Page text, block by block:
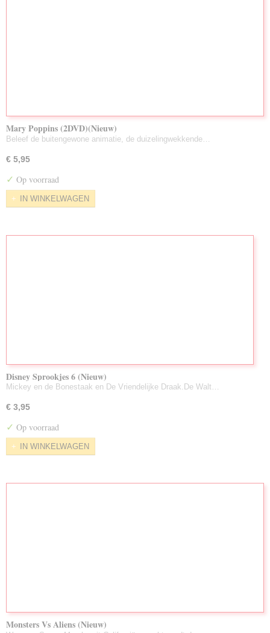
Mary Poppins (2DVD)(Nieuw)
Beleef de buitengewone animatie, de duizelingwekkende…
€ 5,95
✓ Op voorraad
IN WINKELWAGEN
Disney Sprookjes 6 (Nieuw)
Mickey en de Bonestaak en De Vriendelijke Draak.De Walt…
€ 3,95
✓ Op voorraad
IN WINKELWAGEN
Monsters Vs Aliens (Nieuw)